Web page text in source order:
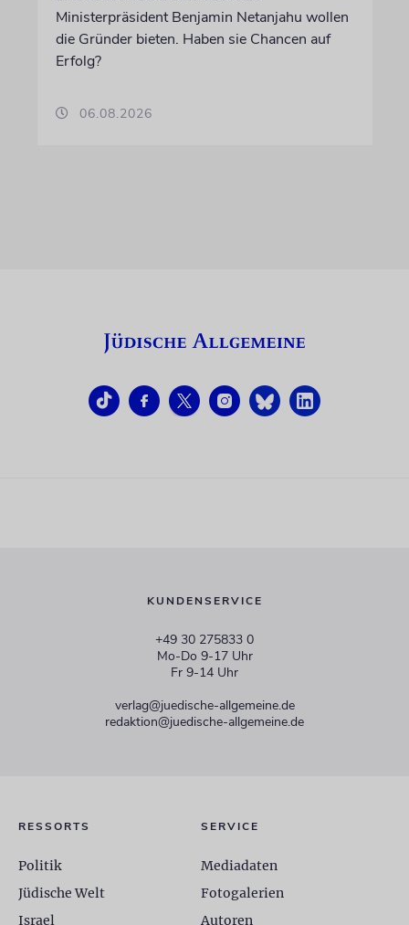
Ministerpräsident Benjamin Netanjahu wollen
die Gründer bieten. Haben sie Chancen auf
Erfolg?
06.08.2026
KUNDENSERVICE
+49 30 275833 0
Mo-Do 9-17 Uhr
Fr 9-14 Uhr
verlag@juedische-allgemeine.de
redaktion@juedische-allgemeine.de
RESSORTS
Politik
Jüdische Welt
Israel
SERVICE
Mediadaten
Fotogalerien
Autoren